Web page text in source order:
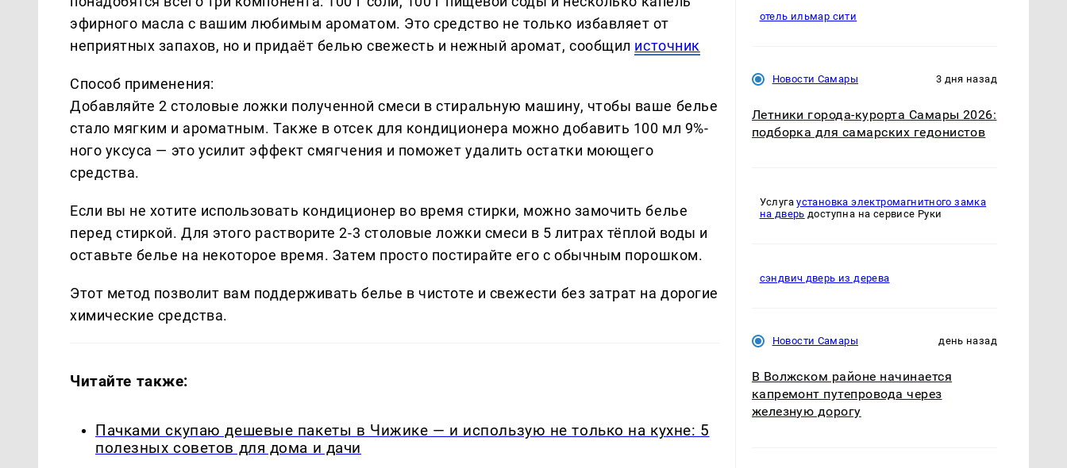
эфирного масла с вашим любимым ароматом. Это средство не только избавляет от
неприятных запахов, но и придаёт белью свежесть и нежный аромат, сообщил источник
Способ применения:
Добавляйте 2 столовые ложки полученной смеси в стиральную машину, чтобы ваше белье
стало мягким и ароматным. Также в отсек для кондиционера можно добавить 100 мл 9%-
ного уксуса — это усилит эффект смягчения и поможет удалить остатки моющего
средства.
Если вы не хотите использовать кондиционер во время стирки, можно замочить белье
перед стиркой. Для этого растворите 2-3 столовые ложки смеси в 5 литрах тёплой воды и
оставьте белье на некоторое время. Затем просто постирайте его с обычным порошком.
Этот метод позволит вам поддерживать белье в чистоте и свежести без затрат на дорогие
химические средства.
Читайте также:
Пачками скупаю дешевые пакеты в Чижике — и использую не только на кухне: 5
полезных советов для дома и дачи
отель ильмар сити
Новости Самары 3 дня назад
Летники города-курорта Самары 2026:
подборка для самарских гедонистов
Услугаустановка электромагнитного замка
на дверь доступна на сервисе Руки
сэндвич дверь из дерева
Новости Самары день назад
В Волжском районе начинается
капремонт путепровода через
железную дорогу